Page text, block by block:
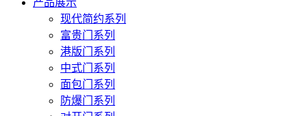
产品展示
现代简约系列
富贵门系列
港版门系列
中式门系列
面包门系列
防爆门系列